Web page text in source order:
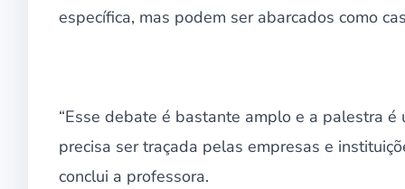
específica, mas podem ser abarcados como
“Esse debate é bastante amplo e a palestra
precisa ser traçada pelas empresas e
conclui a professora.